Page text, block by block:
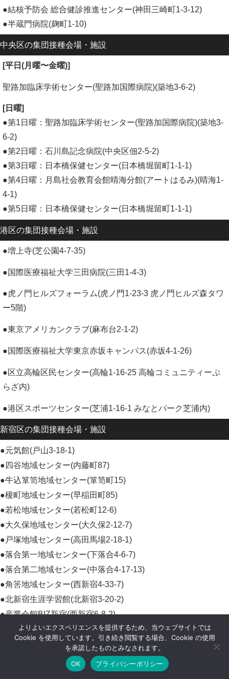
●結核予防会 総合健診推進センター(神田三崎町1-3-12)
●半蔵門病院(麹町1-10)
中央区の集団接種会場・施設
[平日(月曜〜金曜)]
聖路加臨床学術センター(聖路加国際病院)(築地3-6-2)
[日曜]
●第1日曜：聖路加臨床学術センター(聖路加国際病院)(築地3-
6-2)
●第2日曜：石川島記念病院(中央区佃2-5-2)
●第3日曜：日本橋保健センター(日本橋堀留町1-1-1)
●第4日曜：月島社会教育会館晴海分館(アートはるみ)(晴海1-
4-1)
●第5日曜：日本橋保健センター(日本橋堀留町1-1-1)
港区の集団接種会場・施設
●増上寺(芝公園4-7-35)
●国際医療福祉大学三田病院(三田1-4-3)
●虎ノ門ヒルズフォーラム(虎ノ門1-23-3 虎ノ門ヒルズ森タワ
ー5階)
●東京アメリカンクラブ(麻布台2-1-2)
●国際医療福祉大学東京赤坂キャンパス(赤坂4-1-26)
●区立高輪区民センター(高輪1-16-25 高輪コミュニティーぷ
らざ内)
●港区スポーツセンター(芝浦1-16-1 みなとパーク芝浦内)
新宿区の集団接種会場・施設
●元気館(戸山3-18-1)
●四谷地域センター(内藤町87)
●牛込箪笥地域センター(箪笥町15)
●榎町地域センター(早稲田町85)
●若松地域センター(若松町12-6)
●大久保地域センター(大久保2-12-7)
●戸塚地域センター(高田馬場2-18-1)
●落合第一地域センター(下落合4-6-7)
●落合第二地域センター(中落合4-17-13)
●角筈地域センター(西新宿4-33-7)
●北新宿生涯学習館(北新宿3-20-2)
●産業会館BIZ新宿(西新宿6-8-2)
●健康プラザハイジア(歌舞伎町2-44-1)
●慶応義塾大学病院(信濃町35)
●聖母病院(中落合2-5-1)
●東京女子医科大学病院(河田町8-1)
よりよいエクスペリエンスを提供するため、当ウェブサイトでは
Cookie を使用しています。引き続き閲覧する場合、Cookie の使用
を承諾したものとみなされます。
OK
プライバシーポリシー